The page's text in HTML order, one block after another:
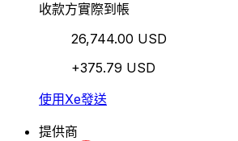
收款方實際到帳
26,744.00 USD
+375.79 USD
使用Xe發送
提供商